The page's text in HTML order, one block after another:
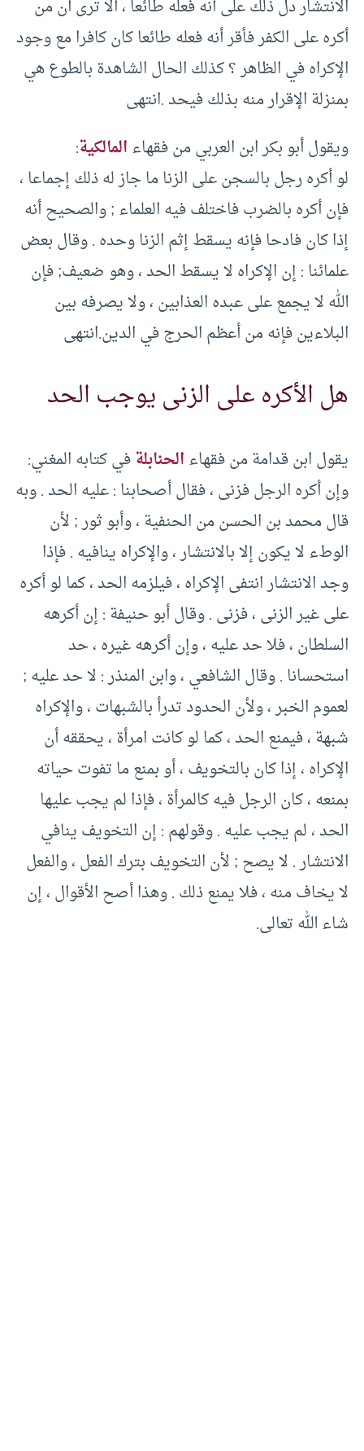
الانتشار دل ذلك على أنه فعله طائعا ، ألا ترى أن من
أكره على الكفر فأقر أنه فعله طائعا كان كافرا مع وجود
الإكراه في الظاهر ؟ كذلك الحال الشاهدة بالطوع هي
بمنزلة الإقرار منه بذلك فيحد .انتهى
ويقول أبو بكر ابن العربي من فقهاءالمالكية:
لو أكره رجل بالسجن على الزنا ما جاز له ذلك إجماعا ،
فإن أكره بالضرب فاختلف فيه العلماء ; والصحيح أنه
إذا كان فادحا فإنه يسقط إثم الزنا وحده . وقال بعض
علمائنا : إن الإكراه لا يسقط الحد ، وهو ضعيف; فإن
الله لا يجمع على عبده العذابين ، ولا يصرفه بين
البلاءين فإنه من أعظم الحرج في الدين.انتهى
هل الأكره على الزنى يوجب الحد
يقول ابن قدامة من فقهاءالحنابلةفي كتابه المغني:
وإن أكره الرجل فزنى ، فقال أصحابنا : عليه الحد . وبه
قال محمد بن الحسن من الحنفية ، وأبو ثور ; لأن
الوطء لا يكون إلا بالانتشار ، والإكراه ينافيه . فإذا
وجد الانتشار انتفى الإكراه ، فيلزمه الحد ، كما لو أكره
على غير الزنى ، فزنى . وقال أبو حنيفة : إن أكرهه
السلطان ، فلا حد عليه ، وإن أكرهه غيره ، حد
استحسانا . وقال الشافعي ، وابن المنذر : لا حد عليه ;
لعموم الخبر ، ولأن الحدود تدرأ بالشبهات ، والإكراه
شبهة ، فيمنع الحد ، كما لو كانت امرأة ، يحققه أن
الإكراه ، إذا كان بالتخويف ، أو بمنع ما تفوت حياته
بمنعه ، كان الرجل فيه كالمرأة ، فإذا لم يجب عليها
الحد ، لم يجب عليه . وقولهم : إن التخويف ينافي
الانتشار . لا يصح ; لأن التخويف بترك الفعل ، والفعل
لا يخاف منه ، فلا يمنع ذلك . وهذا أصح الأقوال ، إن
شاء الله تعالى.